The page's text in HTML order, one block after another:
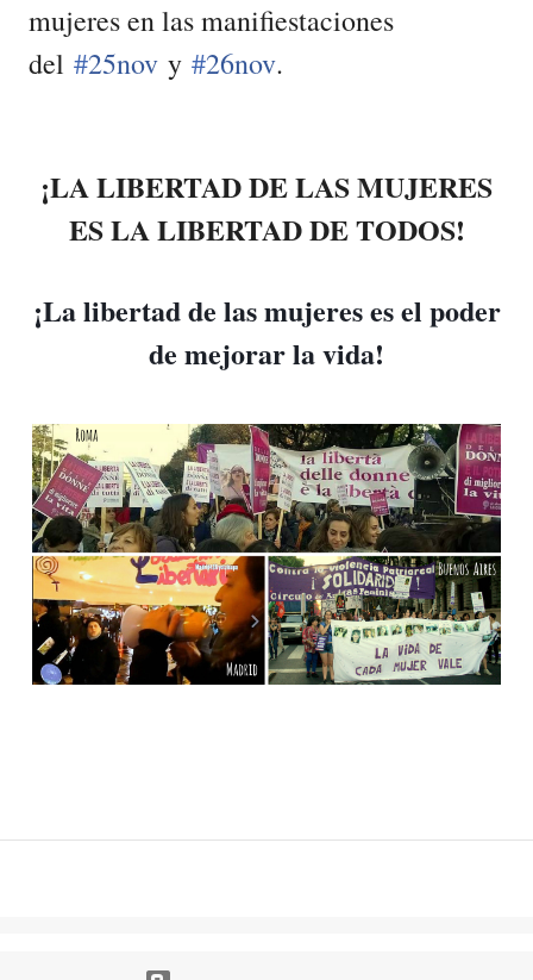
mujeres en las manifiestaciones
del #25nov y #26nov.
¡LA LIBERTAD DE LAS MUJERES
ES LA LIBERTAD DE TODOS!
¡La libertad de las mujeres es el poder
de mejorar la vida!